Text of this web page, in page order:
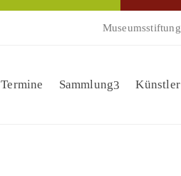
Museumsstiftung
Termine Sammlung Künstler